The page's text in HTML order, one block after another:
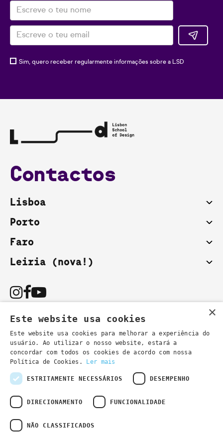
Sim, quero receber regularmente informações sobre a LSD
Contactos
Lisboa
Porto
Faro
Leiria (nova!)
Podes também contactar-nos por email:
secretaria@lsd.pt- informações gerais
cursos@lsd.pt- informações cursos
Política de Privacidade
×
Este website usa cookies
Este website usa cookies para melhorar a experiência do
usuário. Ao utilizar o nosso website, estará a
concordar com todos os cookies de acordo com nossa
Política de Cookies.
Ler mais
ESTRITAMENTE NECESSÁRIOS DESEMPENHO
DIRECIONAMENTO FUNCIONALIDADE
NÃO CLASSIFICADOS